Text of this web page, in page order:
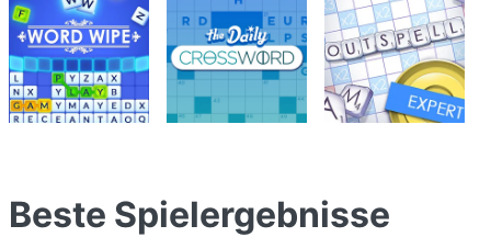
Beste Spielergebnisse